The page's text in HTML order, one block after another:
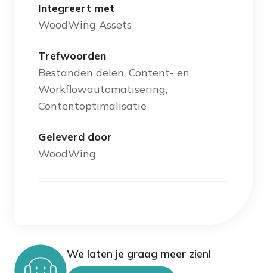
Integreert met
WoodWing Assets
Trefwoorden
Bestanden delen, Content- en
Workflowautomatisering,
Contentoptimalisatie
Geleverd door
WoodWing
We laten je graag meer zien!